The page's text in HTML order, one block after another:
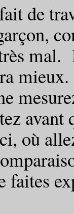
de
mal.
avant
où